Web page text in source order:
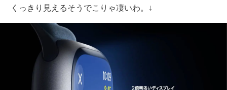
くっきり見えるそうでこりゃ凄いわ。↓